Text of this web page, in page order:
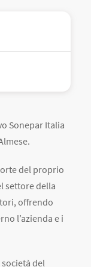
Sonepar Italia
del proprio
settore della
offrendo
l’azienda e i
società del